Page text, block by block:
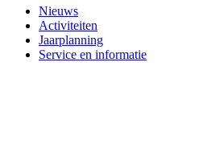
Nieuws
Activiteiten
Jaarplanning
Service en informatie